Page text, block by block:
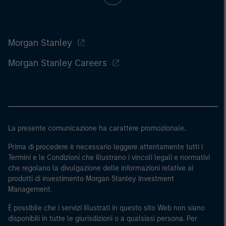
Morgan Stanley
Morgan Stanley Careers
La presente comunicazione ha carattere promozionale.
Prima di procedere è necessario leggere attentamente tutti i
Termini e le Condizioni che illustrano i vincoli legali e normativi
che regolano la divulgazione delle informazioni relative ai
prodotti di investimento Morgan Stanley Investment
Management.
È possibile che i servizi illustrati in questo sito Web non siano
disponibili in tutte le giurisdizioni o a qualsiasi persona. Per